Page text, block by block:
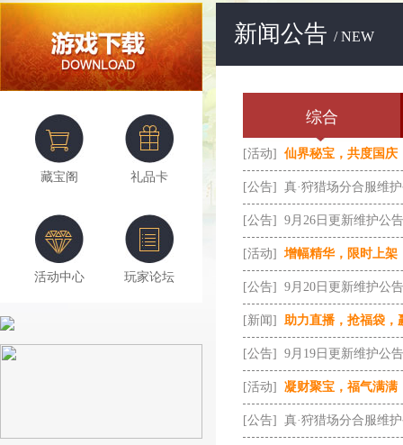
藏宝阁 礼品卡
活动中心 玩家论坛
新闻公告 / NEW
综合
[活动] 仙界秘宝，共度国庆
[公告] 真·狩猎场分合服维
[公告] 9月26日更新维护公告
[活动] 增幅精华，限时上架
[公告] 9月20日更新维护公告
[新闻] 助力直播，抢福袋，
[公告] 9月19日更新维护公告
[活动] 凝财聚宝，福气满满
[公告] 真·狩猎场分合服维